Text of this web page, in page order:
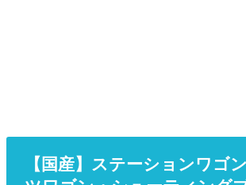
【国産】ステーションワゴ